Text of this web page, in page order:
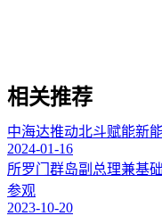
相关推荐
中海达推动北斗赋能新
2024-01-16
所罗门群岛副总理兼基
参观
2023-10-20